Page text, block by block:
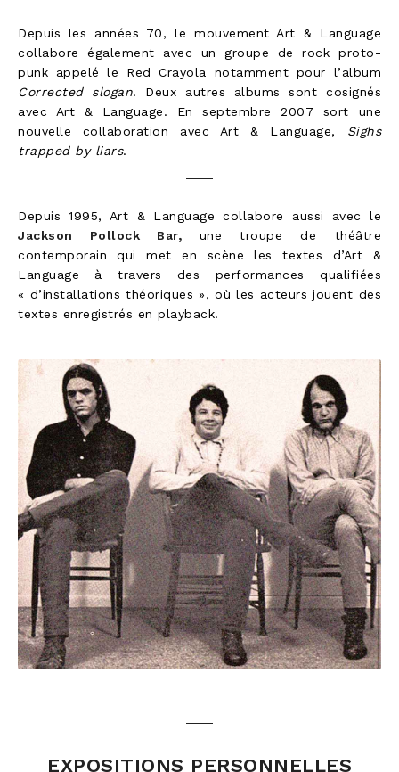
Depuis les années 70, le mouvement Art & Language
collabore également avec un groupe de rock proto-
punk appelé le Red Crayola notamment pour l’album
Corrected slogan. Deux autres albums sont cosignés
avec Art & Language. En septembre 2007 sort une
nouvelle collaboration avec Art & Language, Sighs
trapped by liars.
Depuis 1995, Art & Language collabore aussi avec le
Jackson Pollock Bar, une troupe de théâtre
contemporain qui met en scène les textes d’Art &
Language à travers des performances qualifiées
« d’installations théoriques », où les acteurs jouent des
textes enregistrés en playback.
EXPOSITIONS PERSONNELLES